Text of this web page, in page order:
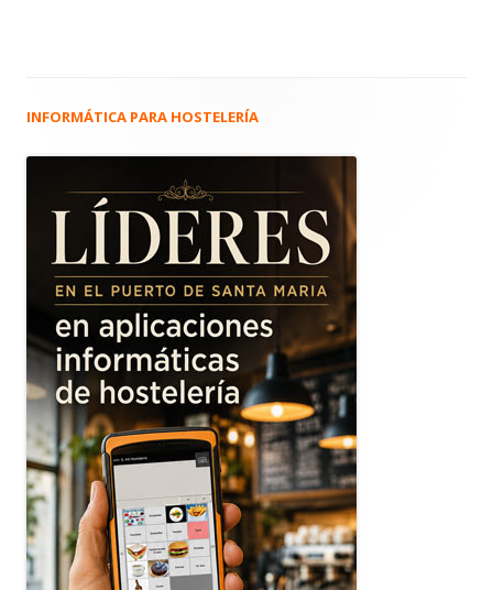
Barra
principal
INFORMÁTICA PARA HOSTELERÍA